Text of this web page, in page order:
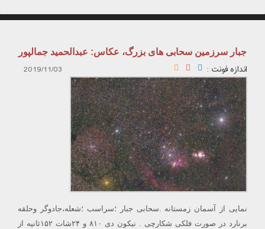
جبار سرزمین سحابی های بزرگ، عکاس: عبدالحمید جمالپور
اندازه فونت : 2019/11/03
نمایی از آسمان زمستانه .سحابی جبار ؛سراسب ؛شعله،جادوگر وحلقه
برنارد در صورت فلکی شکارچی ‌. نیکون دی ۸۱۰ و ۲۴شات ۱۵۲ثانیه از